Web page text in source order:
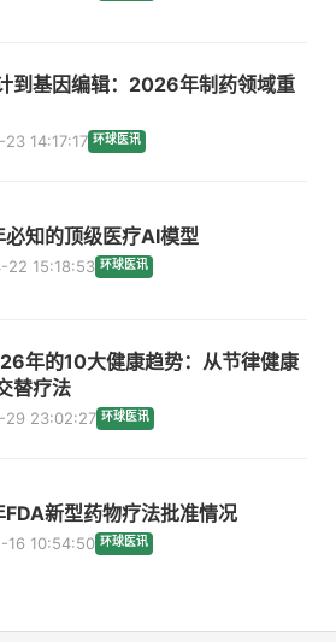
到基因编辑：2026年制药领域重
14:17:17 环球医讯
知的顶级医疗AI模型
22 15:18:53 环球医讯
年的10大健康趋势：从节律健康
替疗法
29 23:02:27 环球医讯
新型药物疗法批准情况
16 10:54:50 环球医讯